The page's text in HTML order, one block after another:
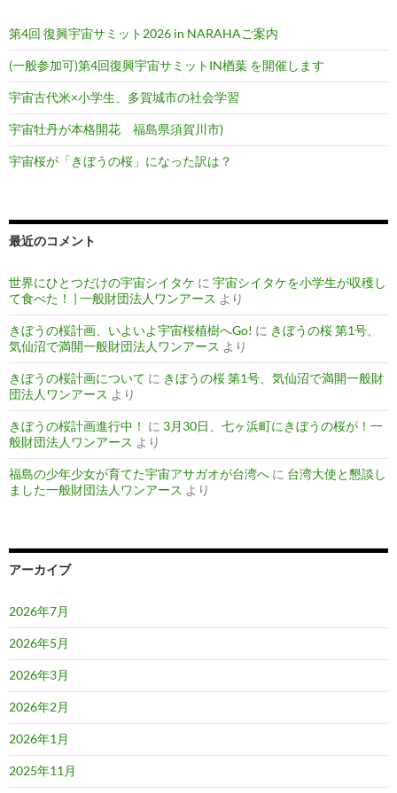
第4回 復興宇宙サミット2026 in NARAHAご案内
(一般参加可)第4回復興宇宙サミットIN楢葉 を開催します
宇宙古代米×小学生、多賀城市の社会学習
宇宙牡丹が本格開花 福島県須賀川市)
宇宙桜が「きぼうの桜」になった訳は？
最近のコメント
世界にひとつだけの宇宙シイタケ に 宇宙シイタケを小学生が収穫し
て食べた！ | 一般財団法人ワンアース より
きぼうの桜計画、いよいよ宇宙桜植樹へGo! に きぼうの桜 第1号、
気仙沼で満開一般財団法人ワンアース より
きぼうの桜計画について に きぼうの桜 第1号、気仙沼で満開一般財
団法人ワンアース より
きぼうの桜計画進行中！ に 3月30日、七ヶ浜町にきぼうの桜が！一
般財団法人ワンアース より
福島の少年少女が育てた宇宙アサガオが台湾へ に 台湾大使と懇談し
ました一般財団法人ワンアース より
アーカイブ
2026年7月
2026年5月
2026年3月
2026年2月
2026年1月
2025年11月